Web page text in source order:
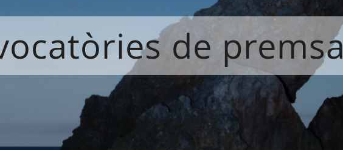
de premsa